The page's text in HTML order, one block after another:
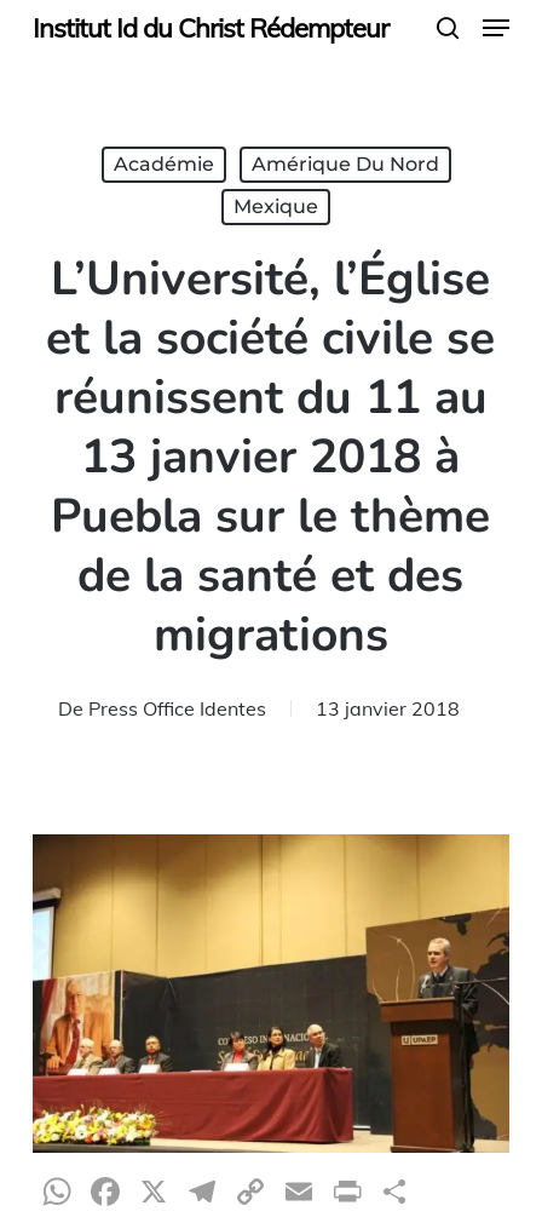
SkipInstitut Id du Christ Rédempteur Menu
Académie
Amérique Du Nord
Mexique
L’Université, l’Église
et la société civile se
réunissent du 11 au
13 janvier 2018 à
Puebla sur le thème
de la santé et des
migrations
De Press Office Identes 13 janvier 2018
WhatsApp
Facebook
X Telegram
CopyEmailPrint